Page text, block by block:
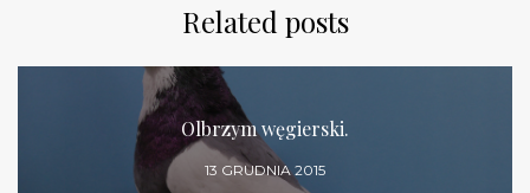
Related posts
Olbrzym węgierski.
13 GRUDNIA 2015